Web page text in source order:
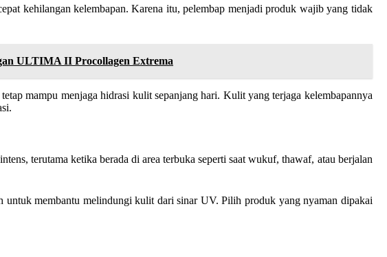
kehilangan kelembapan. Karena itu, pelembap menjadi produk wajib yang tidak
ULTIMA II Procollagen Extrema
mampu menjaga hidrasi kulit sepanjang hari. Kulit yang terjaga kelembapannya
terutama ketika berada di area terbuka seperti saat wukuf, thawaf, atau berjalan
untuk membantu melindungi kulit dari sinar UV. Pilih produk yang nyaman dipakai